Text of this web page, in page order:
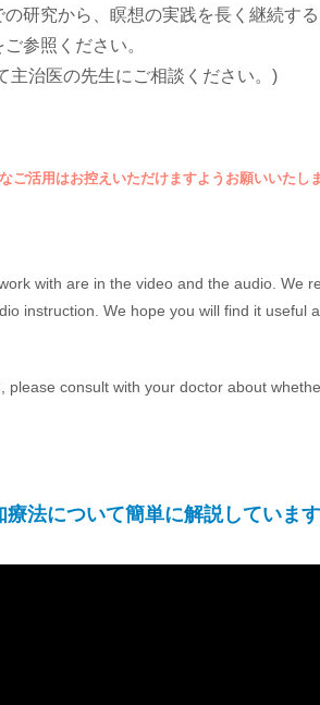
研究から、瞑想の実践を長く継続す
ご参照ください。
主治医の先生にご相談ください。)
ご活用はお控えいただけますようお願いいたし
with are in the video and the audio. We
instruction. We hope you will find it useful
consult with your doctor about
療法について簡単に解説していま